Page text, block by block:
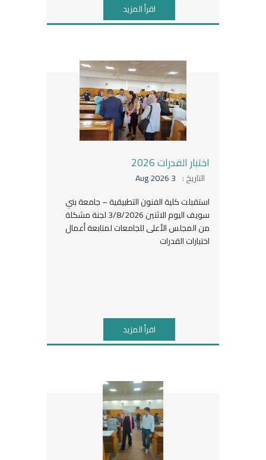
اقرأ المزيد
اختبار القدرات 2026
التاريخ : 3 Aug 2026
استقبلت كلية الفنون التطبيقية – جامعة بني
سويف اليوم الاثنين 3/8/2026 لجنة مشكلة
من المجلس الأعلى للجامعات لمتابعة أعمال
اختبارات القدرات
اقرأ المزيد